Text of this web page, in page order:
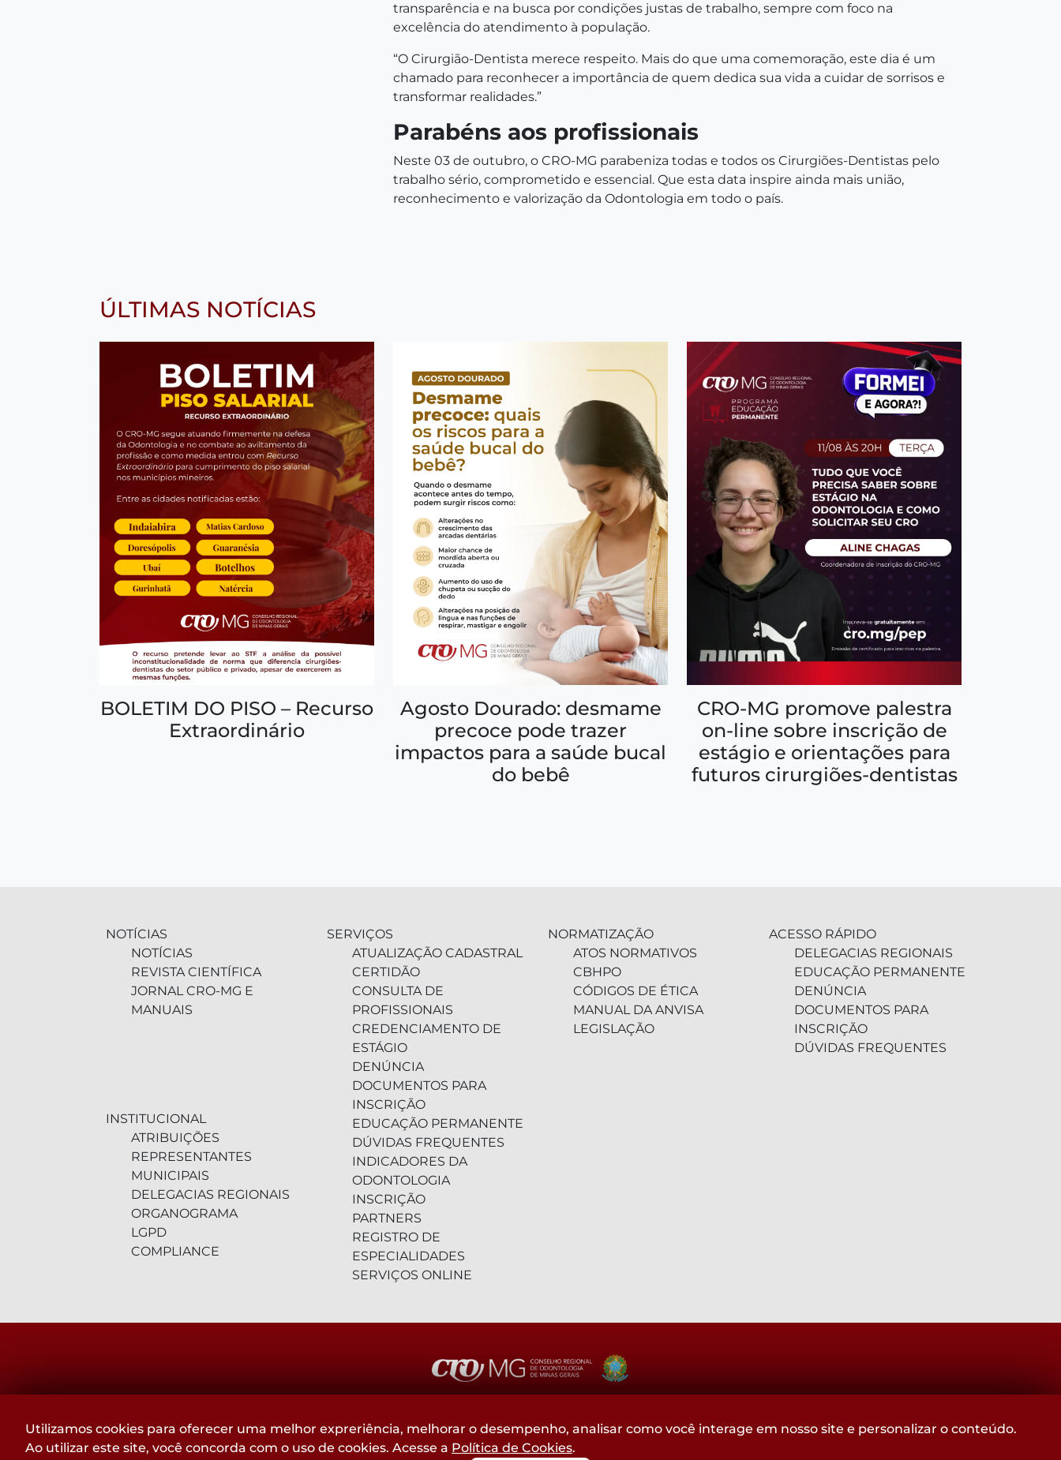
transparência e na busca por condições justas de trabalho, sempre com foco na
excelência do atendimento à população.
“O Cirurgião-Dentista merece respeito. Mais do que uma comemoração, este dia é um
chamado para reconhecer a importância de quem dedica sua vida a cuidar de sorrisos e
transformar realidades.”
Parabéns aos profissionais
Neste 03 de outubro, o CRO-MG parabeniza todas e todos os Cirurgiões-Dentistas pelo
trabalho sério, comprometido e essencial. Que esta data inspire ainda mais união,
reconhecimento e valorização da Odontologia em todo o país.
ÚLTIMAS NOTÍCIAS
BOLETIM DO PISO – Recurso
Extraordinário
Agosto Dourado: desmame
precoce pode trazer
impactos para a saúde bucal
do bebê
CRO-MG promove palestra
on-line sobre inscrição de
estágio e orientações para
futuros cirurgiões-dentistas
NOTÍCIAS
NOTÍCIAS
REVISTA CIENTÍFICA
JORNAL CRO-MG E
MANUAIS
INSTITUCIONAL
ATRIBUIÇÕES
REPRESENTANTES
MUNICIPAIS
DELEGACIAS REGIONAIS
ORGANOGRAMA
LGPD
COMPLIANCE
SERVIÇOS
ATUALIZAÇÃO CADASTRAL
CERTIDÃO
CONSULTA DE
PROFISSIONAIS
CREDENCIAMENTO DE
ESTÁGIO
DENÚNCIA
DOCUMENTOS PARA
INSCRIÇÃO
EDUCAÇÃO PERMANENTE
DÚVIDAS FREQUENTES
INDICADORES DA
ODONTOLOGIA
INSCRIÇÃO
PARTNERS
REGISTRO DE
ESPECIALIDADES
SERVIÇOS ONLINE
NORMATIZAÇÃO
ATOS NORMATIVOS
CBHPO
CÓDIGOS DE ÉTICA
MANUAL DA ANVISA
LEGISLAÇÃO
ACESSO RÁPIDO
DELEGACIAS REGIONAIS
EDUCAÇÃO PERMANENTE
DENÚNCIA
DOCUMENTOS PARA
INSCRIÇÃO
DÚVIDAS FREQUENTES
RUA DA BAHIA, 1477 - LOURDES
BELO HORIZONTE - MG
(31) 2104-3000 - WhatsApp
Acompanhe
Utilizamos cookies para oferecer uma melhor expreriência, melhorar o desempenho, analisar como você interage em nosso site e personalizar o conteúdo.
Ao utilizar este site, você concorda com o uso de cookies. Acesse a Política de Cookies.